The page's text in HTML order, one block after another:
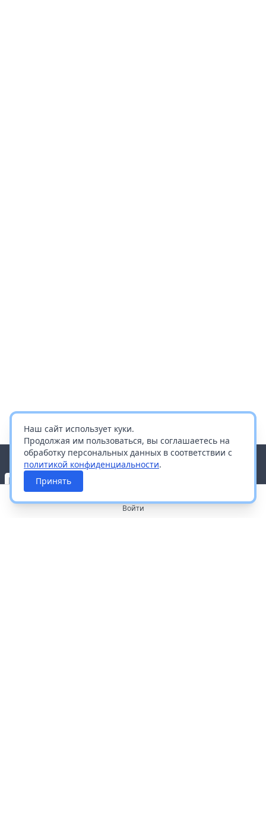
Наш сайт использует куки.
Продолжая им пользоваться, вы соглашаетесь на
обработку персональных данных в соответствии с
политикой конфиденциальности.
Принять
Войти